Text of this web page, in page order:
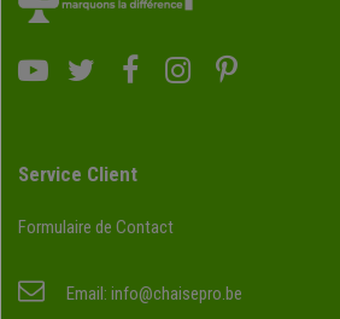
Service Client
Formulaire de Contact
Email: info@chaisepro.be